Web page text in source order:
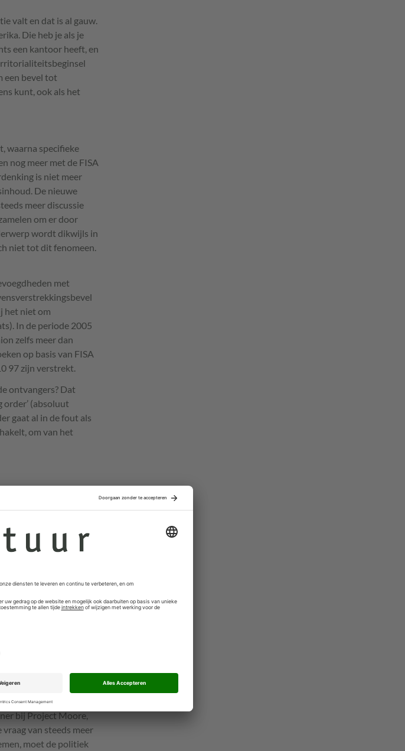
valt en dat is al gauw.
Die heb je als je
een kantoor heeft, en
een bevel tot
kunt, ook als het
waarna specifieke
nog meer met de FISA
is niet meer
De nieuwe
meer discussie
om er door
wordt dikwijls in
niet tot dit fenomeen.
met
het niet om
In de periode 2005
zelfs meer dan
op basis van FISA
97 zijn verstrekt.
ontvangers? Dat
order’ (absoluut
gaat al in de fout als
om van het
is uitbesteed, komen
parket, maar ook in
zowel nationaal
onderscheid wordt
Dit conflict
waarbij hij altijd in
Leether wel een
kijkt heel anders tegen
maar geeft het
leven zonder angst als
vreemdeling. In de
krijgen die
van de Patriot Act
bij Project Moore,
van steeds meer
moet de politiek